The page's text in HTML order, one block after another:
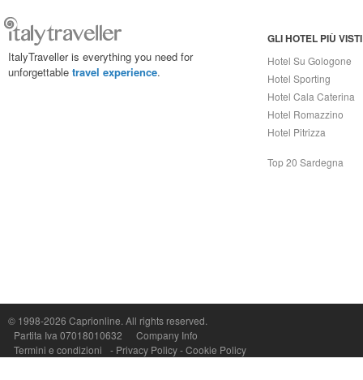
ItalyTraveller is everything you need for
unforgettable travel experience.
GLI HOTEL PIÙ VISTI
Hotel Su Gologone
Hotel Sporting
Hotel Cala Caterina
Hotel Romazzino
Hotel Pitrizza
Top 20 Sardegna
© 1998-2026 Caprionline. All rights reserved.
Partita Iva 07018010632
Company Info
Termini e condizioni
- Privacy Policy-Cookie Policy
Capri On Line Srl, Via Le Botteghe 10a - 80073 CAPRI (NA) Italy
P.Iva, C.F. e n.Reg.Imprese Napoli: 07018010632 - Rea n.557643